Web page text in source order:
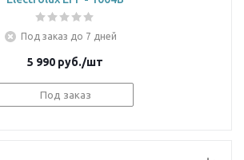
Под заказ до 7 дней
5 990 руб./шт
Под заказ